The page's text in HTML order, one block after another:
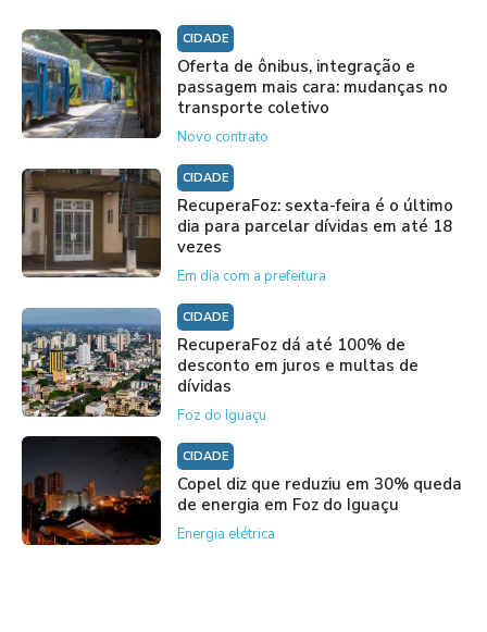
CIDADE
Oferta de ônibus, integração e
passagem mais cara: mudanças no
transporte coletivo
Novo contrato
CIDADE
RecuperaFoz: sexta-feira é o último
dia para parcelar dívidas em até 18
vezes
Em dia com a prefeitura
CIDADE
RecuperaFoz dá até 100% de
desconto em juros e multas de
dívidas
Foz do Iguaçu
CIDADE
Copel diz que reduziu em 30% queda
de energia em Foz do Iguaçu
Energia elétrica